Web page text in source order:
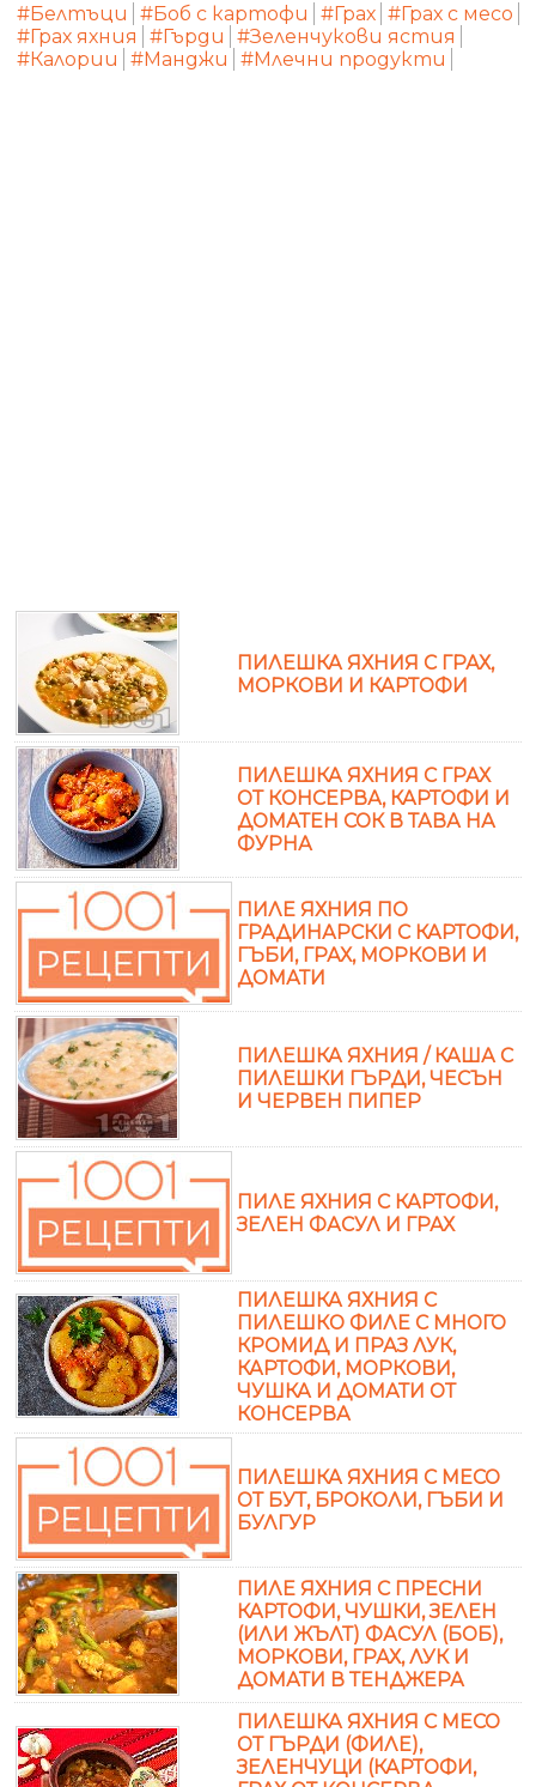
#Белтъци #Боб с картофи #Грах #Грах с месо
#Грах яхния
#Гърди
#Зеленчукови ястия
#Калории
#Манджи #Млечни продукти
ПИЛЕШКА ЯХНИЯ С ГРАХ,
МОРКОВИ И КАРТОФИ
ПИЛЕШКА ЯХНИЯ С ГРАХ
ОТ КОНСЕРВА, КАРТОФИ И
ДОМАТЕН СОК В ТАВА НА
ФУРНА
ПИЛЕ ЯХНИЯ ПО
ГРАДИНАРСКИ С КАРТОФИ,
ГЪБИ, ГРАХ, МОРКОВИ И
ДОМАТИ
ПИЛЕШКА ЯХНИЯ / КАША С
ПИЛЕШКИ ГЪРДИ, ЧЕСЪН
И ЧЕРВЕН ПИПЕР
ПИЛЕ ЯХНИЯ С КАРТОФИ,
ЗЕЛЕН ФАСУЛ И ГРАХ
ПИЛЕШКА ЯХНИЯ С
ПИЛЕШКО ФИЛЕ С МНОГО
КРОМИД И ПРАЗ ЛУК,
КАРТОФИ, МОРКОВИ,
ЧУШКА И ДОМАТИ ОТ
КОНСЕРВА
ПИЛЕШКА ЯХНИЯ С МЕСО
ОТ БУТ, БРОКОЛИ, ГЪБИ И
БУЛГУР
ПИЛЕ ЯХНИЯ С ПРЕСНИ
КАРТОФИ, ЧУШКИ, ЗЕЛЕН
(ИЛИ ЖЪЛТ) ФАСУЛ (БОБ),
МОРКОВИ, ГРАХ, ЛУК И
ДОМАТИ В ТЕНДЖЕРА
ПИЛЕШКА ЯХНИЯ С МЕСО
ОТ ГЪРДИ (ФИЛЕ),
ЗЕЛЕНЧУЦИ (КАРТОФИ,